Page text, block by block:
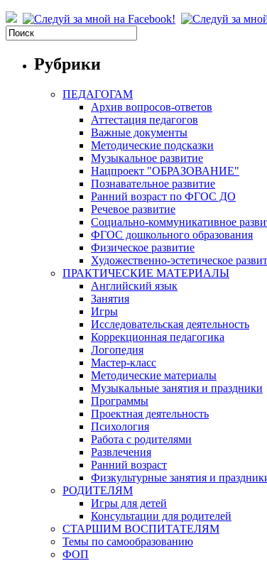
Рубрики
ПЕДАГОГАМ
Архив вопросов-ответов
Аттестация педагогов
Важные документы
Методические подсказки
Музыкальное развитие
Нацпроект "ОБРАЗОВАНИЕ"
Познавательное развитие
Ранний возраст по ФГОС ДО
Речевое развитие
Социально-коммуникативное
ФГОС дошкольного образования
Физическое развитие
Художественно-эстетическое
ПРАКТИЧЕСКИЕ МАТЕРИАЛЫ
Английский язык
Занятия
Игры
Исследовательская деятельность
Коррекционная педагогика
Логопедия
Мастер-класс
Методические материалы
Музыкальные занятия и праздники
Программы
Проектная деятельность
Психология
Работа с родителями
Развлечения
Ранний возраст
Физкультурные занятия и
РОДИТЕЛЯМ
Игры для детей
Консультации для родителей
СТАРШИМ ВОСПИТАТЕЛЯМ
Темы по самообразованию
ФОП